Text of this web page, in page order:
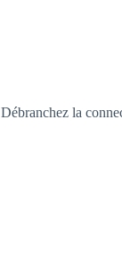
Débranchez la